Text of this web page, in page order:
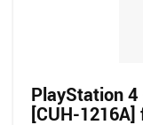
PlayStation 4
[CUH-1216A]